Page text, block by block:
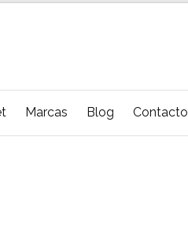
Marcas Blog Contacto